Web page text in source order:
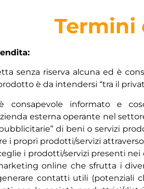
Termini
senza riserva alcuna ed è
è da intendersi “tra il
consapevole informato e
esterna operante nel
di beni o servizi
i propri prodotti/servizi
i prodotti/servizi presenti
online che sfrutta i
contatti utili (potenziali